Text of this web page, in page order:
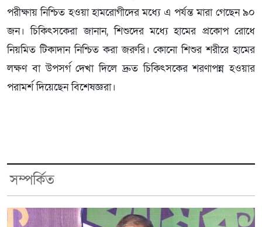
পরীক্ষায় নিশ্চিত হওয়া হামরোগীদের মধ্যে এ পর্যন্ত মারা গেছেন ৯০
জন। চিকিৎসকেরা জানান, শিশুদের মধ্যে হামের প্রকোপ রোধে
নিয়মিত টিকাদান নিশ্চিত করা জরুরি। কোনো শিশুর শরীরে হামের
লক্ষণ বা উপসর্গ দেখা দিলে দ্রুত চিকিৎসকের শরণাপন্ন হওয়ার
পরামর্শ দিয়েছেন বিশেষজ্ঞরা।
সম্পর্কিত